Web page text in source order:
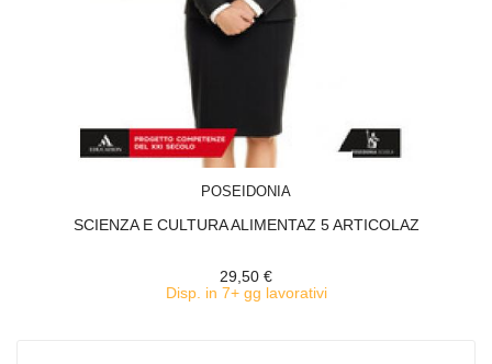
POSEIDONIA
SCIENZA E CULTURA ALIMENTAZ 5 ARTICOLAZ
29,50 €
Disp. in 7+ gg lavorativi